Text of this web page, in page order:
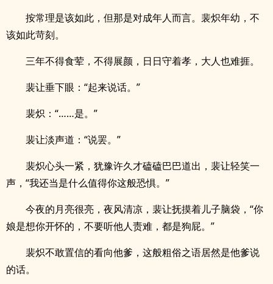
按常理是该如此，但那是对成年人而言。裴炽年幼，不
该如此苛刻。
三年不得食荤，不得展颜，日日守着孝，大人也难捱。
裴让垂下眼：“起来说话。”
裴炽：“……是。”
裴让淡声道：“说罢。”
裴炽心头一紧，犹豫许久才磕磕巴巴道出，裴让轻笑一
声，“我还当是什么值得你这般恐惧。”
今夜的月亮很亮，夜风清凉，裴让抚摸着儿子脑袋，“你
娘是想你开怀的，不要听他人责难，都是狗屁。”
裴炽不敢置信的看向他爹，这般粗俗之语居然是他爹说
的话。